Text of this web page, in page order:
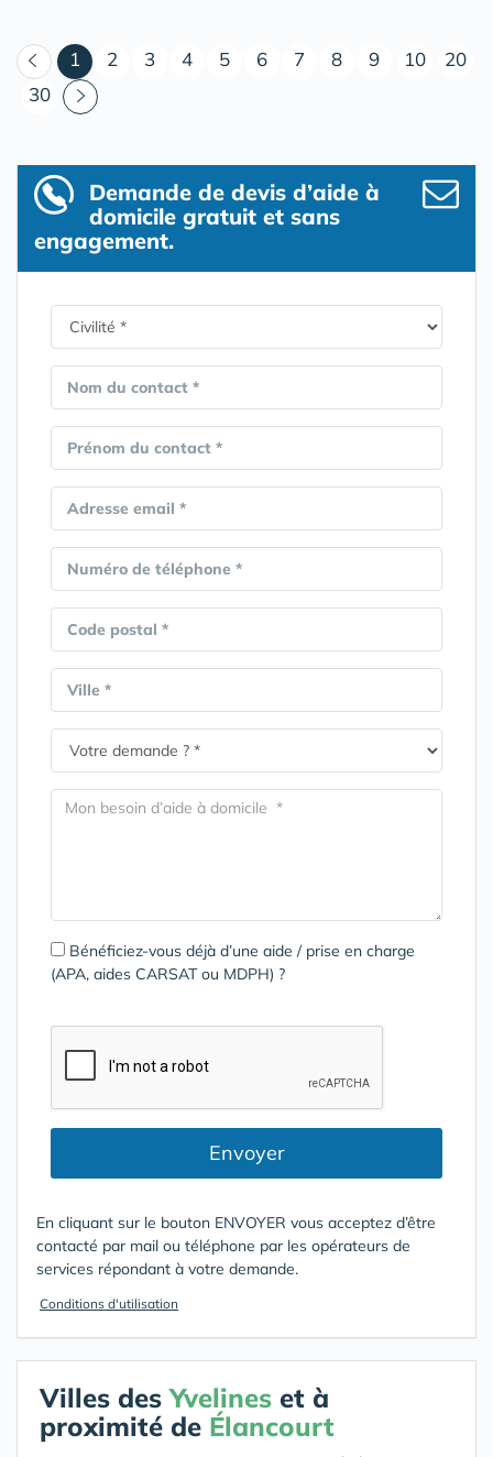
1 (courant)
2 3 4 5 6 7 8 9 10
20
30
Demande de devis d’aide à
domicile gratuit et sans
engagement.
Nom du contact *
Prénom du contact *
Adresse email *
Numéro de téléphone *
Code postal *
Ville *
Bénéficiez-vous déjà d’une aide / prise en charge
(APA, aides CARSAT ou MDPH) ?
Envoyer
En cliquant sur le bouton ENVOYER vous acceptez d’être
contacté par mail ou téléphone par les opérateurs de
services répondant à votre demande.
Conditions d'utilisation
Villes desYvelines et à
proximité de Élancourt